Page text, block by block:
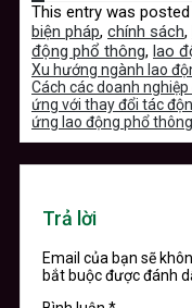
This entry was posted
biện pháp, chính sách,
động phổ thông, lao
Xu hướng ngành lao
Cách các doanh
ứng với thay đổi tác
ứng lao động phổ thông
Trả lời
Email của bạn sẽ
bắt buộc được đánh